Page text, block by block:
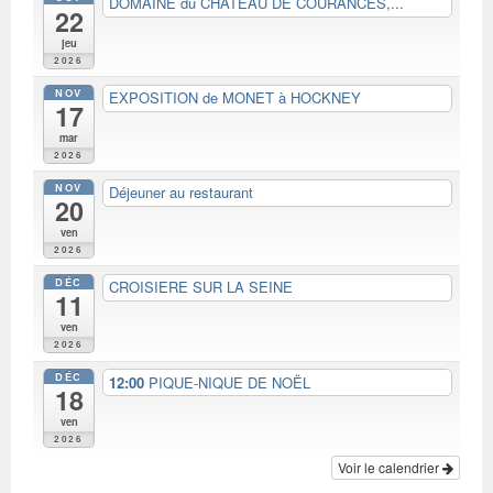
22
jeu
2026
NOV
17
mar
2026
EXPOSITION de MONET à HOCKNEY
NOV
20
ven
2026
Déjeuner au restaurant
DÉC
11
ven
2026
CROISIERE SUR LA SEINE
DÉC
18
ven
2026
12:00 PIQUE-NIQUE DE NOËL
Voir le calendrier